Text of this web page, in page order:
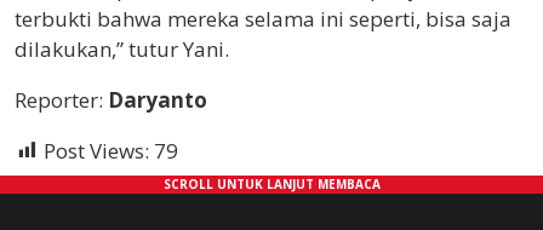
terbukti bahwa mereka selama ini seperti, bisa saja
dilakukan,” tutur Yani.
Reporter: Daryanto
Post Views: 79